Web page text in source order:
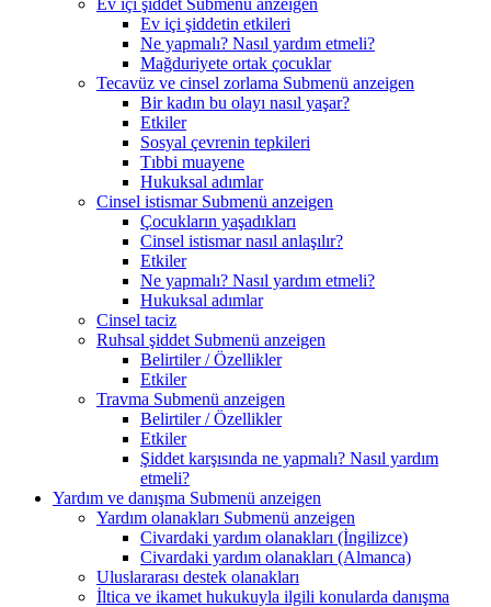
Ev içi şiddet Submenü anzeigen
Ev içi şiddetin etkileri
Ne yapmalı? Nasıl yardım etmeli?
Mağduriyete ortak çocuklar
Tecavüz ve cinsel zorlama Submenü anzeigen
Bir kadın bu olayı nasıl yaşar?
Etkiler
Sosyal çevrenin tepkileri
Tıbbi muayene
Hukuksal adımlar
Cinsel istismar Submenü anzeigen
Çocukların yaşadıkları
Cinsel istismar nasıl anlaşılır?
Etkiler
Ne yapmalı? Nasıl yardım etmeli?
Hukuksal adımlar
Cinsel taciz
Ruhsal şiddet Submenü anzeigen
Belirtiler / Özellikler
Etkiler
Travma Submenü anzeigen
Belirtiler / Özellikler
Etkiler
Şiddet karşısında ne yapmalı? Nasıl yardım
etmeli?
Yardım ve danışma Submenü anzeigen
Yardım olanakları Submenü anzeigen
Civardaki yardım olanakları (İngilizce)
Civardaki yardım olanakları (Almanca)
Uluslararası destek olanakları
İltica ve ikamet hukukuyla ilgili konularda danışma